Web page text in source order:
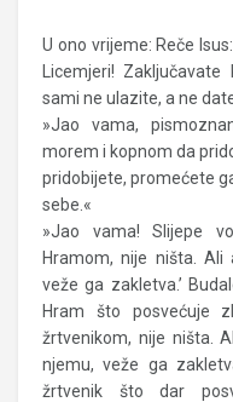
U ono vrijeme: Reče
Licemjeri!
sami ne ulazite, a ne
»Jao vama,
morem i kopnom da
pridobijete, promećete
sebe.«
»Jao vama! Slijepe
Hramom, nije ništa.
veže ga zakletva.’
Hram što posvećuje
žrtvenikom, nije ništa.
njemu, veže ga
žrtvenik što dar